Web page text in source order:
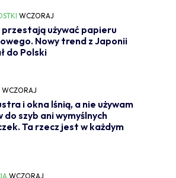
WCZORAJ
przestają używać papieru
Nowy trend z Japonii
do Polski
WCZORAJ
i okna lśnią, a nie używam
do szyb ani wymyślnych
Ta rzecz jest w każdym
WCZORAJ